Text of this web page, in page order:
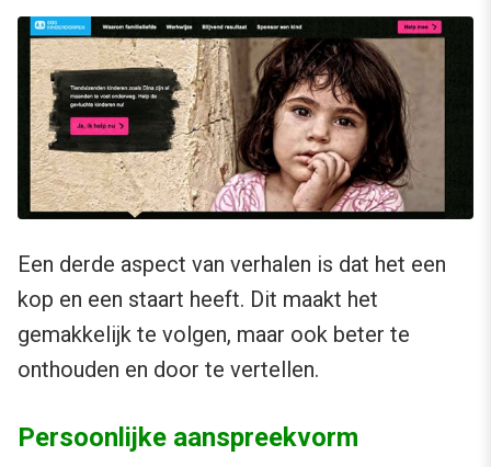
Een derde aspect van verhalen is dat het een
kop en een staart heeft. Dit maakt het
gemakkelijk te volgen, maar ook beter te
onthouden en door te vertellen.
Persoonlijke aanspreekvorm